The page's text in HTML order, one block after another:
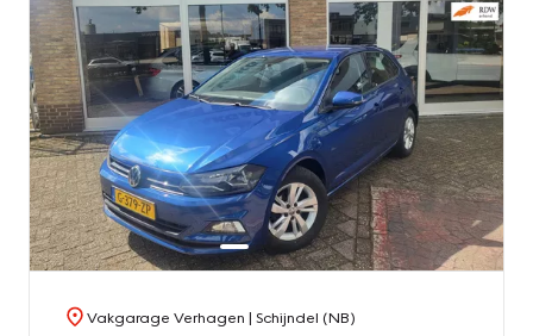
Vakgarage Verhagen | Schijndel (NB)